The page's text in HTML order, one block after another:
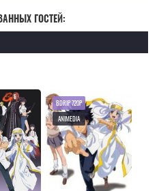
ГОСТЕЙ:
BDRIP 720P
ANIMEDIA